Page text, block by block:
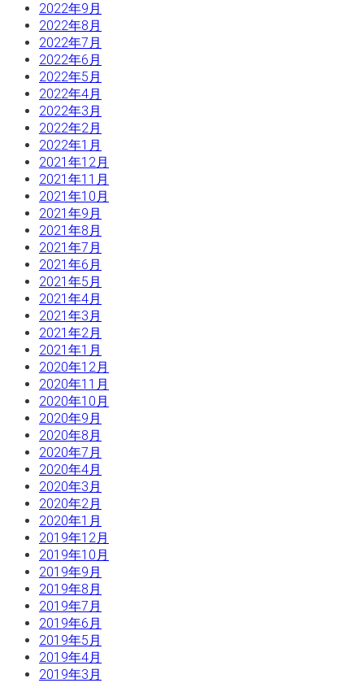
2022年9月
2022年8月
2022年7月
2022年6月
2022年5月
2022年4月
2022年3月
2022年2月
2022年1月
2021年12月
2021年11月
2021年10月
2021年9月
2021年8月
2021年7月
2021年6月
2021年5月
2021年4月
2021年3月
2021年2月
2021年1月
2020年12月
2020年11月
2020年10月
2020年9月
2020年8月
2020年7月
2020年4月
2020年3月
2020年2月
2020年1月
2019年12月
2019年10月
2019年9月
2019年8月
2019年7月
2019年6月
2019年5月
2019年4月
2019年3月